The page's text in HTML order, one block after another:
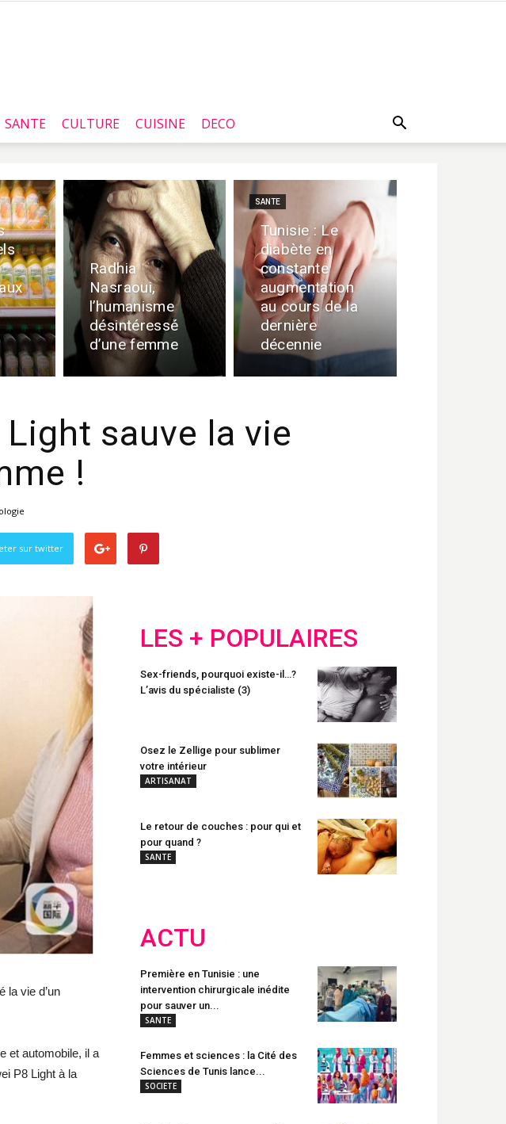
SANTE CULTURE CUISINE DECO
Radhia
Nasraoui,
l’humanisme
désintéressé
d’une femme
SANTE
Tunisie : Le
diabète en
constante
augmentation
au cours de la
dernière
décennie
sauve la vie
!
sur twitter
la vie d’un
et automobile, il a
P8 Light à la
LES + POPULAIRES
Sex-friends, pourquoi existe-il…?
L’avis du spécialiste (3)
Osez le Zellige pour sublimer
votre intérieur
ARTISANAT
Le retour de couches : pour qui et
pour quand ?
SANTE
ACTU
Première en Tunisie : une
intervention chirurgicale inédite
pour sauver un...
SANTE
Femmes et sciences : la Cité des
Sciences de Tunis lance...
SOCIETE